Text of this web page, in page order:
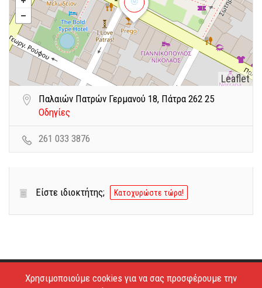
Leaflet
Παλαιών Πατρών Γερμανού 18, Πάτρα 262 25
Οδηγίες
261 033 3876
Είστε ιδιοκτήτης; Κατοχυρώστε τώρα!
Copyright © 2026 - Estiatoria. All Rights Reserved.
Χρησιμοποιούμε cookies για να σας προσφέρουμε την